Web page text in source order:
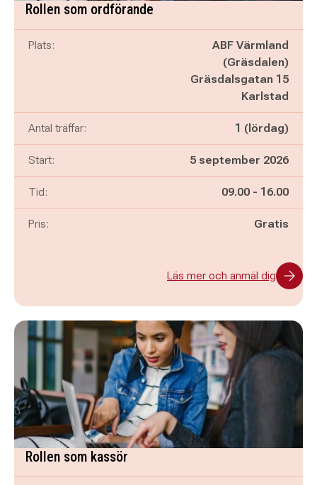
Rollen som ordförande
Plats:
ABF Värmland
(Gräsdalen)
Gräsdalsgatan 15
Karlstad
Antal träffar: 1 (lördag)
Start: 5 september 2026
Tid: Pågår mellan
09.00 - och
16.00
Pris: Gratis
Läs mer och anmäl dig
Rollen som kassör